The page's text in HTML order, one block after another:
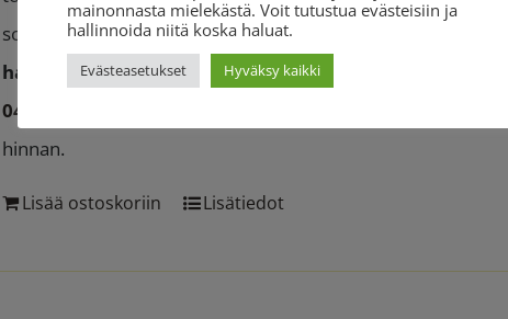
soittaa uudelleen tai käyttää puheaikaasi jonkun toisen
hankkia puhepaketti on käyttää uutta Pikakassa -
040 456 3596
ja seuraa tekstiviestinä saapuvia ohjeita.
hinnan.
Lisää ostoskoriin Lisätiedot
mainonnasta mielekästä. Voit tutustua evästeisiin ja
hallinnoida niitä koska haluat.
Evästeasetukset Hyväksy kaikki